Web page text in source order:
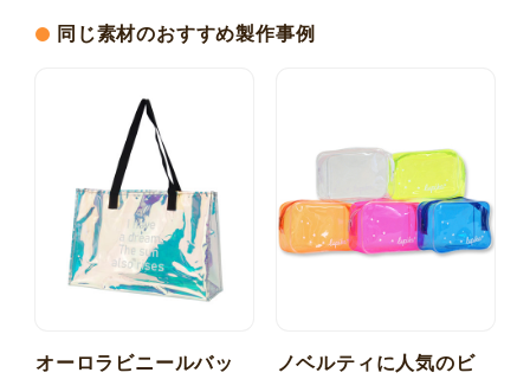
同じ素材のおすすめ製作事例
オーロラビニールバッ ノベルティに人気のビ